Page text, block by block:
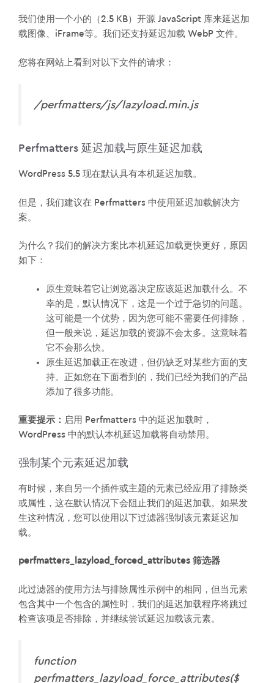
我们使用一个小的（2.5 KB）开源 JavaScript 库来延迟加
载图像、iFrame等。我们还支持延迟加载 WebP 文件。
您将在网站上看到对以下文件的请求：
/perfmatters/js/lazyload.min.js
Perfmatters 延迟加载与原生延迟加载
WordPress 5.5 现在默认具有本机延迟加载。
但是，我们建议在 Perfmatters 中使用延迟加载解决方
案。
为什么？我们的解决方案比本机延迟加载更快更好，原因
如下：
原生意味着它让浏览器决定应该延迟加载什么。不
幸的是，默认情况下，这是一个过于急切的问题。
这可能是一个优势，因为您可能不需要任何排除，
但一般来说，延迟加载的资源不会太多。这意味着
它不会那么快。
原生延迟加载正在改进，但仍缺乏对某些方面的支
持。正如您在下面看到的，我们已经为我们的产品
添加了很多功能。
重要提示： 启用 Perfmatters 中的延迟加载时，
WordPress 中的默认本机延迟加载将自动禁用。
强制某个元素延迟加载
有时候，来自另一个插件或主题的元素已经应用了排除类
或属性，这在默认情况下会阻止我们的延迟加载。如果发
生这种情况，您可以使用以下过滤器强制该元素延迟加
载。
perfmatters_lazyload_forced_attributes 筛选器
此过滤器的使用方法与排除属性示例中的相同，但当元素
包含其中一个包含的属性时，我们的延迟加载程序将跳过
检查该项是否排除，并继续尝试延迟加载该元素。
function
perfmatters_lazyload_force_attributes($